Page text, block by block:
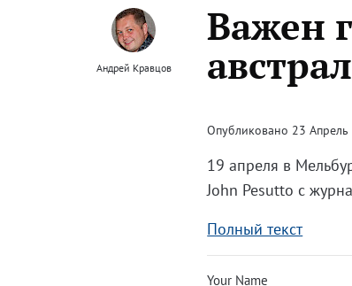
Андрей Кравцов
Важен
Опубликовано 23
19 апреля в
John Pesutto с
Полный текст
Your Name